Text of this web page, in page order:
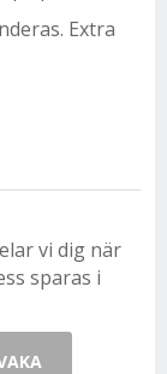
Extra
vi dig när
sparas i